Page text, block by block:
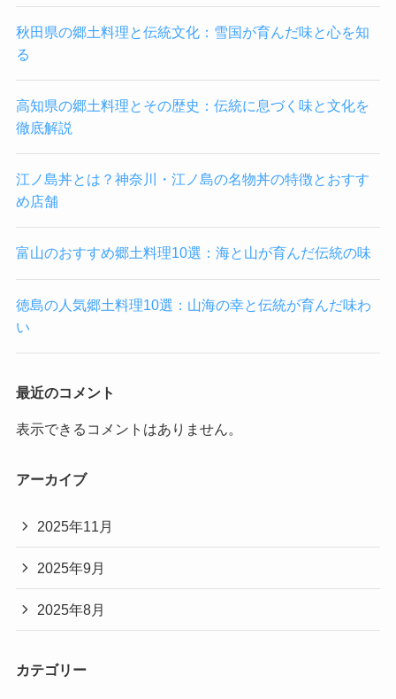
秋田県の郷土料理と伝統文化：雪国が育んだ味と心を知
る
高知県の郷土料理とその歴史：伝統に息づく味と文化を
徹底解説
江ノ島丼とは？神奈川・江ノ島の名物丼の特徴とおすす
め店舗
富山のおすすめ郷土料理10選：海と山が育んだ伝統の味
徳島の人気郷土料理10選：山海の幸と伝統が育んだ味わ
い
最近のコメント
表示できるコメントはありません。
アーカイブ
2025年11月
2025年9月
2025年8月
カテゴリー